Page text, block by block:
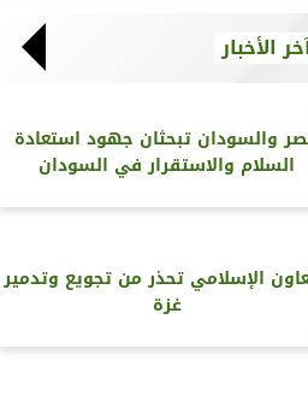
الأخبار
والسودان تبحثان جهود استعادة
السلام والاستقرار في السودان
الإسلامي تحذر من تجويع وتدمير
غزة